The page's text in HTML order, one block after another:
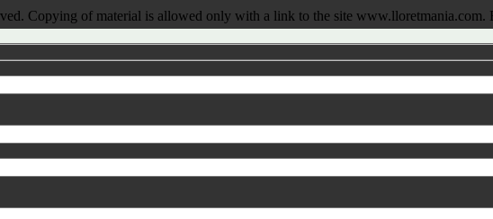
Copying of material is allowed only with a link to the site www.lloretmania.com.